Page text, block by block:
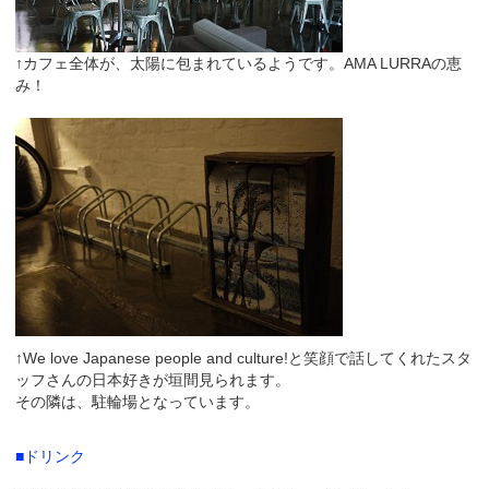
↑カフェ全体が、太陽に包まれているようです。AMA LURRAの恵
み！
↑We love Japanese people and culture!と笑顔で話してくれたスタ
ッフさんの日本好きが垣間見られます。
その隣は、駐輪場となっています。
■ドリンク